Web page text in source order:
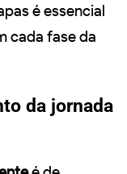
é essencial
cada fase da
da jornada